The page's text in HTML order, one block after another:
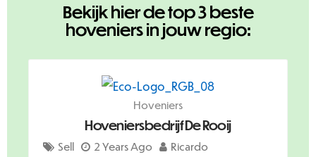
Bekijk hier de top 3 beste
hoveniers in jouw regio:
Hoveniers
Hoveniersbedrijf De Rooij
Sell 2 Years Ago
Ricardo